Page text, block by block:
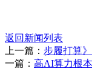
返回新闻列表
上一篇： 步履打算
一篇： 高AI算力根